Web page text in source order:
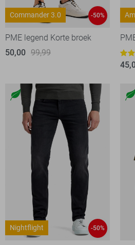
Commander 3.0 -50%
PME legend Korte broek
50,00 99,99
Nightflight -50%